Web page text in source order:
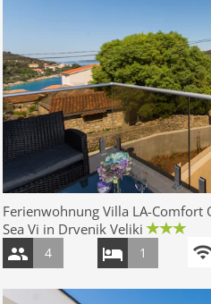
Ferienwohnung Villa LA-
Sea Vi in Drvenik Veliki
4 1